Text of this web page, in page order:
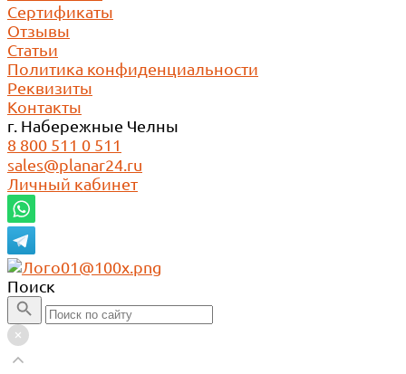
Сертификаты
Отзывы
Статьи
Политика конфиденциальности
Реквизиты
Контакты
г. Набережные Челны
8 800 511 0 511
sales@planar24.ru
Личный кабинет
Поиск